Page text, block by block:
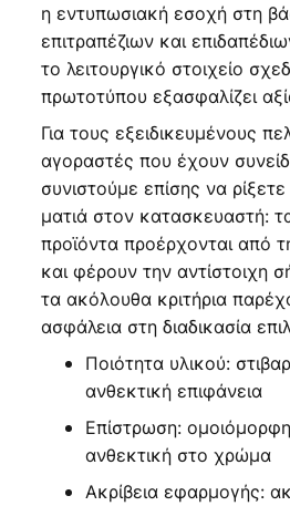
η εντυπωσιακή εσοχή στη
επιτραπέζιων και
το λειτουργικό στοιχείο
πρωτοτύπου εξασφαλίζει
Για τους εξειδικευμένους
αγοραστές που έχουν
συνιστούμε επίσης να
ματιά στον κατασκευαστή:
προϊόντα προέρχονται από
και φέρουν την αντίστοιχη
τα ακόλουθα κριτήρια
ασφάλεια στη διαδικασία
Ποιότητα υλικού:
ανθεκτική επιφάνεια
Επίστρωση:
ανθεκτική στο χρώμα
Ακρίβεια εφαρμογής: